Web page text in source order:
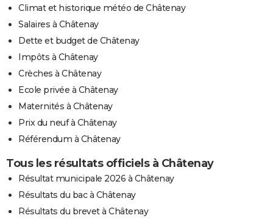
Climat et historique météo de Châtenay
Salaires à Châtenay
Dette et budget de Châtenay
Impôts à Châtenay
Crèches à Châtenay
Ecole privée à Châtenay
Maternités à Châtenay
Prix du neuf à Châtenay
Référendum à Châtenay
Tous les résultats officiels à Châtenay
Résultat municipale 2026 à Châtenay
Résultats du bac à Châtenay
Résultats du brevet à Châtenay